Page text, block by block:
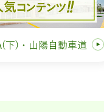
下)・山陽自動車道